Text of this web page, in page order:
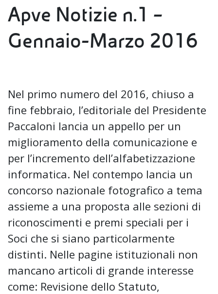
Apve Notizie n.1 –
Gennaio-Marzo 2016
Nel primo numero del 2016, chiuso a
fine febbraio, l’editoriale del Presidente
Paccaloni lancia un appello per un
miglioramento della comunicazione e
per l’incremento dell’alfabetizzazione
informatica. Nel contempo lancia un
concorso nazionale fotografico a tema
assieme a una proposta alle sezioni di
riconoscimenti e premi speciali per i
Soci che si siano particolarmente
distinti. Nelle pagine istituzionali non
mancano articoli di grande interesse
come: Revisione dello Statuto,